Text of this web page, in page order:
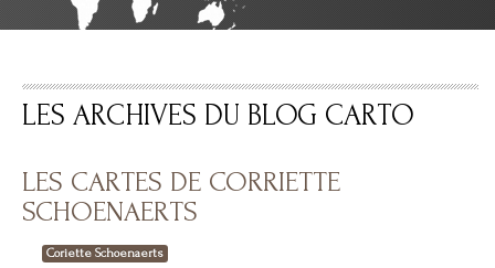
LES ARCHIVES DU BLOG CARTO
LES CARTES DE CORRIETTE
SCHOENAERTS
Coriette Schoenaerts